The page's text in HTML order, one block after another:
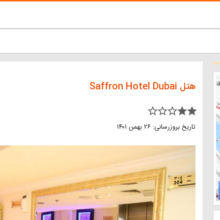
هتل Saffron Hotel Dubai
star_border star_border star_border star star
تاریخ بروزرسانی: ۲۶ بهمن ۱۴۰۱